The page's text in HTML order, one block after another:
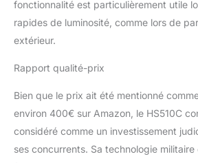
fonctionnalité est particulièrement utile
rapides de luminosité, comme lors de
extérieur.
Rapport qualité-prix
Bien que le prix ait été mentionné
environ 400€ sur Amazon, le HS510C
considéré comme un investissement
ses concurrents. Sa technologie